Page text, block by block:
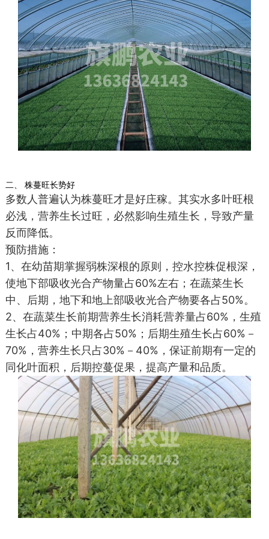
二、 株蔓旺长势好
多数人普遍认为株蔓旺才是好庄稼。其实水多叶旺根
必浅，营养生长过旺，必然影响生殖生长，导致产量
反而降低。
预防措施：
1、在幼苗期掌握弱株深根的原则，控水控株促根深，
使地下部吸收光合产物量占60%左右；在蔬菜生长
中、后期，地下和地上部吸收光合产物要各占50%。
2、在蔬菜生长前期营养生长消耗营养量占60%，生殖
生长占40%；中期各占50%；后期生殖生长占60%－
70%，营养生长只占30%－40%，保证前期有一定的
同化叶面积，后期控蔓促果，提高产量和品质。